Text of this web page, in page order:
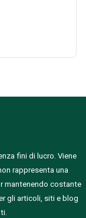
fini di lucro. Viene
rappresenta una
mantenendo costante
gli articoli, siti e blog